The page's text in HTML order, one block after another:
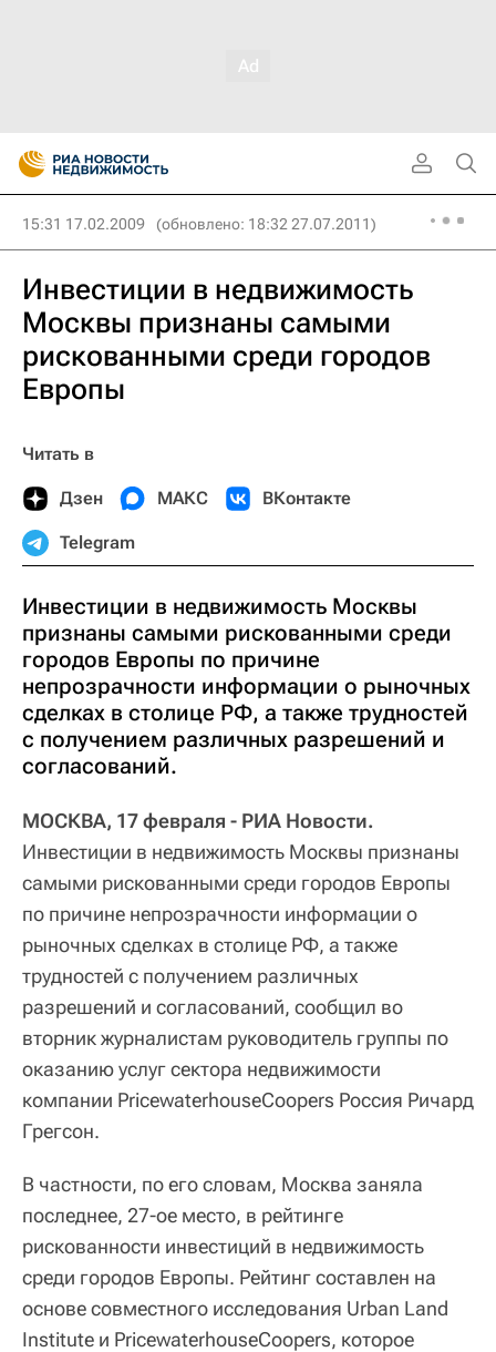
15:31 17.02.2009 (обновлено: 18:32 27.07.2011)
Инвестиции в недвижимость
Москвы признаны самыми
рискованными среди городов
Европы
Читать в
Дзен МАКС ВКонтакте
Telegram
Инвестиции в недвижимость Москвы
признаны самыми рискованными среди
городов Европы по причине
непрозрачности информации о рыночных
сделках в столице РФ, а также трудностей
с получением различных разрешений и
согласований.
МОСКВА, 17 февраля - РИА Новости.
Инвестиции в недвижимость Москвы признаны
самыми рискованными среди городов Европы
по причине непрозрачности информации о
рыночных сделках в столице РФ, а также
трудностей с получением различных
разрешений и согласований, сообщил во
вторник журналистам руководитель группы по
оказанию услуг сектора недвижимости
компании PricewaterhouseCoopers Россия Ричард
Грегсон.
В частности, по его словам, Москва заняла
последнее, 27-ое место, в рейтинге
рискованности инвестиций в недвижимость
среди городов Европы. Рейтинг составлен на
основе совместного исследования Urban Land
Institute и PricewaterhouseCoopers, которое